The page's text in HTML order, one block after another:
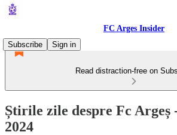
FC Arges Insider
Subscribe
Sign in
Read distraction-free on
Știrile zile despre Fc Argeș
2024